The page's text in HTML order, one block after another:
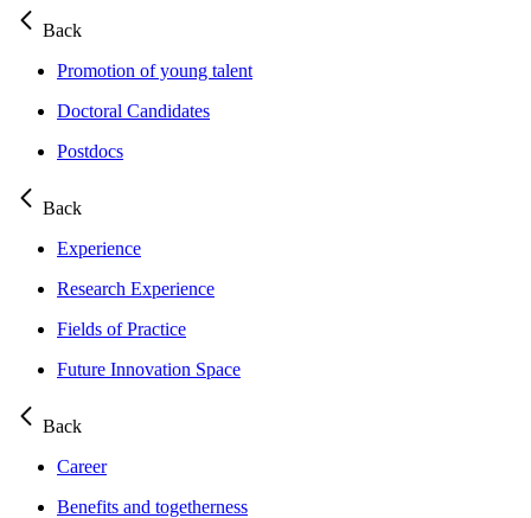
Back
Promotion of young talent
Doctoral Candidates
Postdocs
Back
Experience
Research Experience
Fields of Practice
Future Innovation Space
Back
Career
Benefits and togetherness